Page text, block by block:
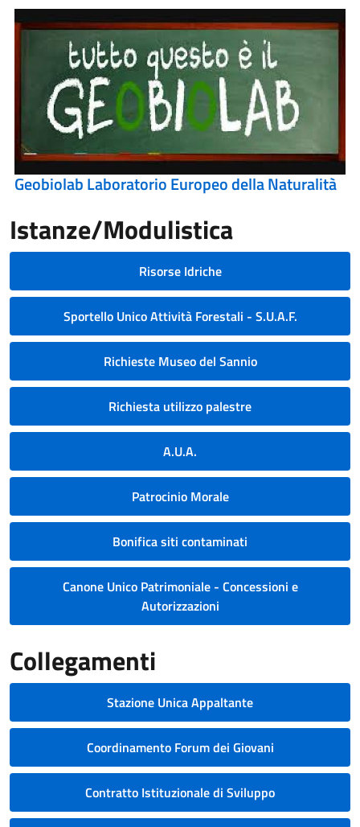
Geobiolab Laboratorio Europeo della Naturalità
Istanze/Modulistica
Risorse Idriche
Sportello Unico Attività Forestali - S.U.A.F.
Richieste Museo del Sannio
Richiesta utilizzo palestre
A.U.A.
Patrocinio Morale
Bonifica siti contaminati
Canone Unico Patrimoniale - Concessioni e
Autorizzazioni
Collegamenti
Stazione Unica Appaltante
Coordinamento Forum dei Giovani
Contratto Istituzionale di Sviluppo